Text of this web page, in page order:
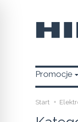
Promocje
Start